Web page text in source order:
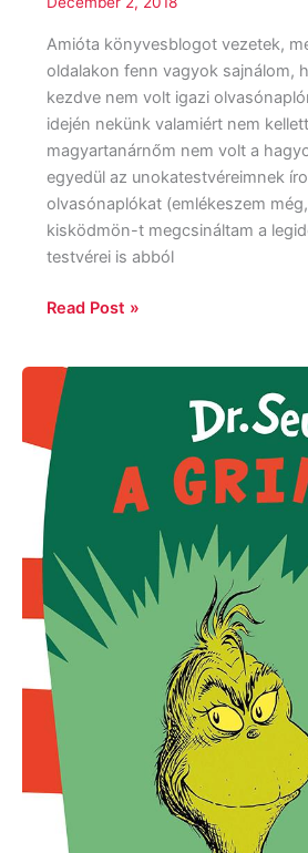
Amióta könyvesblogot vezetek,
oldalakon fenn vagyok sajnálom,
kezdve nem volt igazi
idején nekünk valamiért nem
magyartanárnőm nem volt a
egyedül az unokatestvéreimnek
olvasónaplókat (emlékeszem
kisködmön-t megcsináltam a
testvérei is abból
Read Post »
Dr.
Seuss:
A
Grincs